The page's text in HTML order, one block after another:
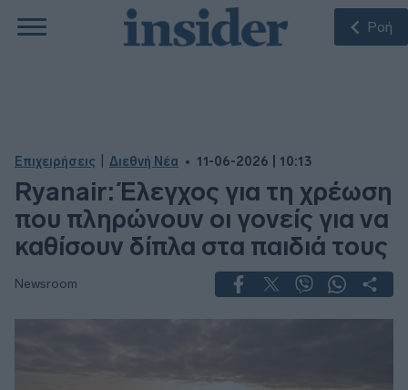
Ροή
Επιχειρήσεις Διεθνή Νέα 11-06-2026 | 10:13
Ryanair: Έλεγχος για τη χρέωση
που πληρώνουν οι γονείς για να
καθίσουν δίπλα στα παιδιά τους
Newsroom